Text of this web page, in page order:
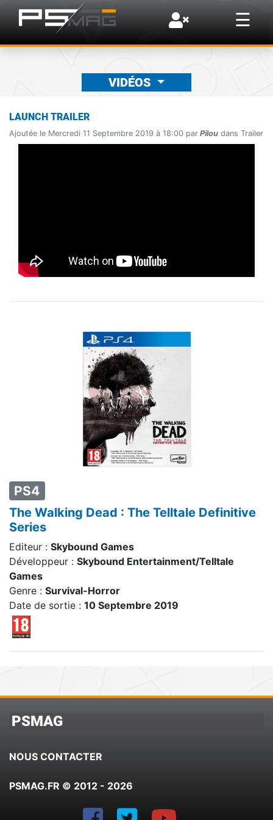
☰
×
VIDÉOS
PS4
The Walking Dead : The Telltale Definitive
Series
Editeur : Skybound Games
Développeur : Skybound Entertainment/Telltale
Games
Genre : Survival-Horror
Date de sortie : 10 Septembre 2019
LAUNCH TRAILER
Ajoutée le Mercredi 11 Septembre 2019 à 18:00 par Pilou dans Trailer
PSMAG
NOUS CONTACTER
PSMAG.FR © 2012 - 2026